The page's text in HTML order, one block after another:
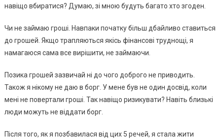
навіщо вбиратися? Думаю, зі мною будуть багато хто згоден.
Чи не займаю гроші. Навпаки початку більш дбайливо ставиться
до грошей. Якщо трапляються якісь фінансові труднощі, я
намагаюся сама все вирішити, не займаючи.
Позика грошей зазвичай ні до чого доброго не приводить.
Також я нікому не даю в борг. У мене був не один досвід, коли
мені не повертали гроші. Так навіщо ризикувати? Навіть близькі
люди можуть не віддати борг.
Після того, як я позбавилася від цих 5 речей, я стала жити